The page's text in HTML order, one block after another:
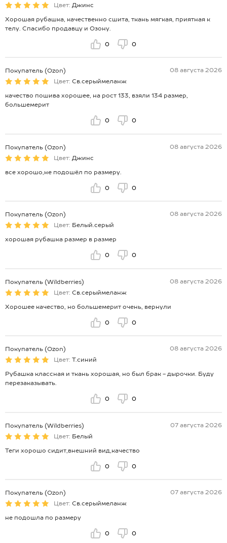
Цвет: Джинс
Хорошая рубашка, качественно сшита, ткань мягкая, приятная к
телу. Спасибо продавцу и Озону.
0 0
Покупатель (Ozon)
08 августа 2026
Цвет: Св.серыймеланж
качество пошива хорошее, на рост 133, взяли 134 размер,
большемерит
0 0
Покупатель (Ozon)
08 августа 2026
Цвет: Джинс
все хорошо,не подошёл по размеру.
0 0
Покупатель (Ozon)
08 августа 2026
Цвет: Белый.серый
хорошая рубашка размер в размер
0 0
Покупатель (Wildberries)
08 августа 2026
Цвет: Св.серыймеланж
Хорошее качество, но большемерит очень, вернули
0 0
Покупатель (Ozon)
08 августа 2026
Цвет: Т.синий
Рубашка классная и ткань хорошая, но был брак - дырочки. Буду
перезаказывать.
0 0
Покупатель (Wildberries)
07 августа 2026
Цвет: Белый
Теги хорошо сидит,внешний вид,качество
0 0
Покупатель (Ozon)
07 августа 2026
Цвет: Св.серыймеланж
не подошла по размеру
0 0